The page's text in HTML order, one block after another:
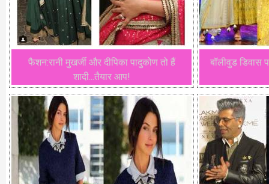
फैशन:रानी मुखर्जी और दीपिका पादुकोण तो हैं
शादी...तैयार आप!
बॉलीवुड डिवास